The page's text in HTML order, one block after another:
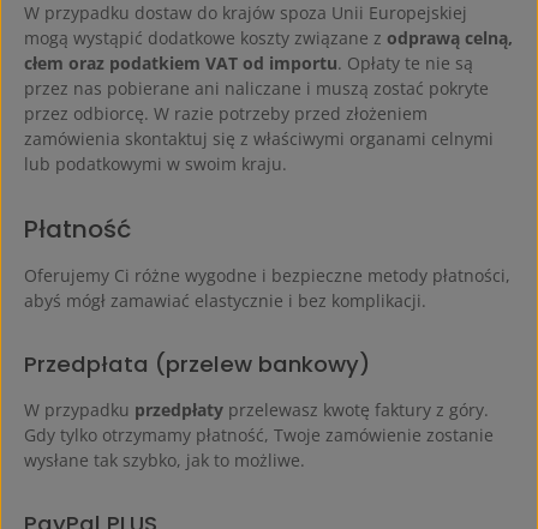
W przypadku dostaw do krajów spoza Unii Europejskiej
mogą wystąpić dodatkowe koszty związane z odprawą celną,
cłem oraz podatkiem VAT od importu. Opłaty te nie są
przez nas pobierane ani naliczane i muszą zostać pokryte
przez odbiorcę. W razie potrzeby przed złożeniem
zamówienia skontaktuj się z właściwymi organami celnymi
lub podatkowymi w swoim kraju.
Płatność
Oferujemy Ci różne wygodne i bezpieczne metody płatności,
abyś mógł zamawiać elastycznie i bez komplikacji.
Przedpłata (przelew bankowy)
W przypadku przedpłaty przelewasz kwotę faktury z góry.
Gdy tylko otrzymamy płatność, Twoje zamówienie zostanie
wysłane tak szybko, jak to możliwe.